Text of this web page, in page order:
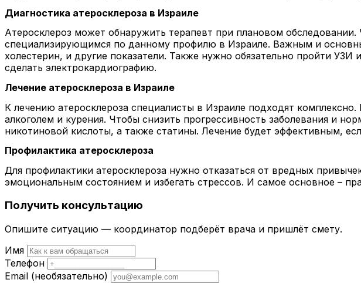
Диагностика атеросклероза в Израиле
Атеросклероз может обнаружить терапевт при плановом
специализирующимся по данному профилю в Израиле. Важным и
холестерин, и другие показатели. Также нужно обязательно пройти
сделать электрокардиографию.
Лечение атеросклероза в Израиле
К лечению атеросклероза специалисты в Израиле подходят
алкоголем и курения. Чтобы снизить прогрессивность заболевания и
никотиновой кислоты, а также статины. Лечение будет эффективным,
Профилактика атеросклероза
Для профилактики атеросклероза нужно отказаться от вредных
эмоциональным состоянием и избегать стрессов. И самое основное –
Получить консультацию
Опишите ситуацию — координатор подберёт врача и пришлёт смету.
Имя
Телефон
Email (необязательно)